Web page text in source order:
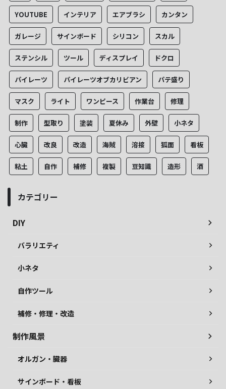
YOUTUBE インテリア エアブラシ カンタン
ガレージ サインボード シリコン スカル
ステンシル ツール ディスプレイ ドクロ
パイレーツ パイレーツオブカリビアン パテ盛り
マスク ライト ワンピース 作業台 修理
制作 型取り 塗装 夏休み 外壁 小ネタ
心臓 改良 改造 海賊 溶接 狐面 看板
粘土 自作 補修 複製 豆知識 造形 酒
カテゴリー
DIY
バラリエティ
小ネタ
自作ツール
補修・修理・改造
制作風景
オルガン・臓器
サインボード・看板